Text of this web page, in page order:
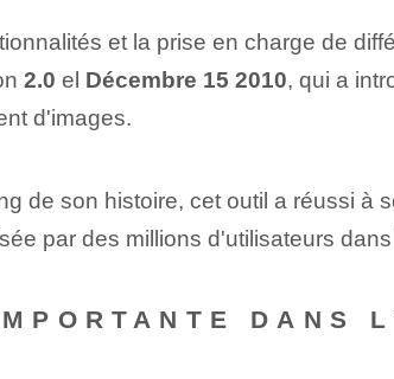
et la prise en charge de
2.0 el Décembre 15 2010, qui a
d'images.
de son histoire, cet outil a réussi à
par des millions d'utilisateurs
DANS